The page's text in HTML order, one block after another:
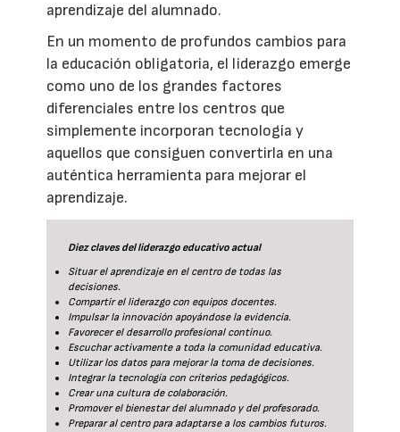
aprendizaje del alumnado.
En un momento de profundos cambios para
la educación obligatoria, el liderazgo emerge
como uno de los grandes factores
diferenciales entre los centros que
simplemente incorporan tecnología y
aquellos que consiguen convertirla en una
auténtica herramienta para mejorar el
aprendizaje.
Diez claves del liderazgo educativo actual
Situar el aprendizaje en el centro de todas las
decisiones.
Compartir el liderazgo con equipos docentes.
Impulsar la innovación apoyándose la evidencia.
Favorecer el desarrollo profesional continuo.
Escuchar activamente a toda la comunidad educativa.
Utilizar los datos para mejorar la toma de decisiones.
Integrar la tecnología con criterios pedagógicos.
Crear una cultura de colaboración.
Promover el bienestar del alumnado y del profesorado.
Preparar al centro para adaptarse a los cambios futuros.